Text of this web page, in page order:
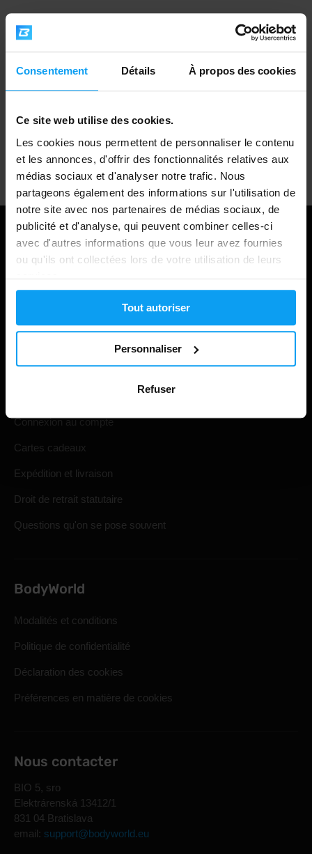
Consentement Détails À propos des cookies
Ce site web utilise des cookies.
Les cookies nous permettent de personnaliser le contenu
et les annonces, d'offrir des fonctionnalités relatives aux
médias sociaux et d'analyser notre trafic. Nous
partageons également des informations sur l'utilisation de
notre site avec nos partenaires de médias sociaux, de
publicité et d'analyse, qui peuvent combiner celles-ci
avec d'autres informations que vous leur avez fournies
ou qu'ils ont collectées lors de votre utilisation de leurs
services.
Tout autoriser
Personnaliser
Refuser
Support client professionnel
Shopping
Connexion au compte
Cartes cadeaux
Expédition et livraison
Droit de retrait statutaire
Questions qu'on se pose souvent
BodyWorld
Modalités et conditions
Politique de confidentialité
Déclaration des cookies
Préférences en matière de cookies
Nous contacter
BIO 5, sro
Elektrárenská 13412/1
831 04 Bratislava
email: support@bodyworld.eu